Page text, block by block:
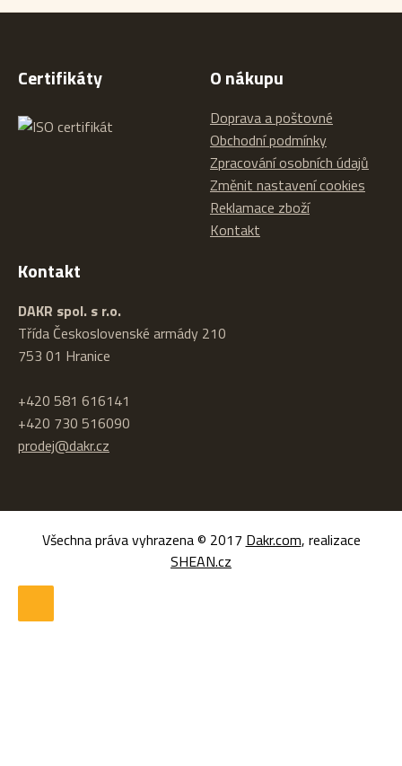
Certifikáty O nákupu
Doprava a poštovné
Obchodní podmínky
Zpracování osobních údajů
Změnit nastavení cookies
Reklamace zboží
Kontakt
Kontakt
DAKR spol. s r.o.
Třída Československé armády 210
753 01 Hranice
+420 581 616141
+420 730 516090
prodej@dakr.cz
Všechna práva vyhrazena © 2017 Dakr.com, realizace
SHEAN.cz